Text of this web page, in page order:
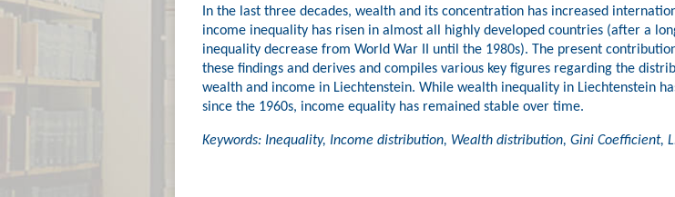
In the last three decades, wealth and its concentration has increased
income inequality has risen in almost all highly developed countries (after a
inequality decrease from World War II until the 1980s). The present
these findings and derives and compiles various key figures regarding the
wealth and income in Liechtenstein. While wealth inequality in Liechtenstein
since the 1960s, income equality has remained stable over time.
Keywords: Inequality, Income distribution, Wealth distribution, Gini Coefficient,